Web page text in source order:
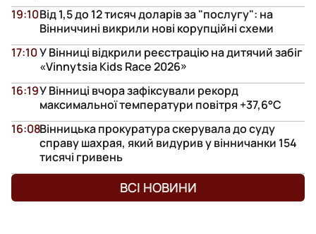
Від 1,5 до 12 тисяч доларів за "послугу": на
Вінниччині викрили нові корупційні схеми
19:10
У Вінниці відкрили реєстрацію на дитячий забіг
«Vinnytsia Kids Race 2026»
17:10
У Вінниці вчора зафіксували рекорд
максимальної температури повітря +37,6°С
16:19
Вінницька прокуратура скерувала до суду
справу шахрая, який видурив у вінничанки 154
тисячі гривень
16:08
ВСІ НОВИНИ